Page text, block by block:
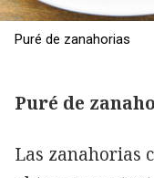
Puré de zanahorias
Puré de
Las zanahorias